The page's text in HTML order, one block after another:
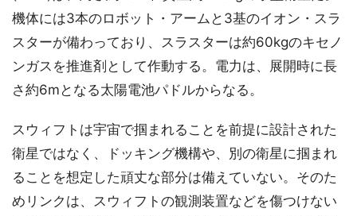
機体には3本のロボット・アームと3基のイオン・スラ
スターが備わっており、スラスターは約60kgのキセノ
ンガスを推進剤として作動する。電力は、展開時に長
さ約6mとなる太陽電池パドルからなる。
スウィフトは宇宙で掴まれることを前提に設計された
衛星ではなく、ドッキング機構や、別の衛星に掴まれ
ることを想定した頑丈な部分は備えていない。そのた
めリンクは、スウィフトの観測装置などを傷つけない